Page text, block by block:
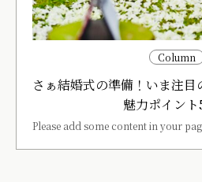
Column
さぁ結婚式の準備！いま注目
魅力ポイント
Please add some content in your